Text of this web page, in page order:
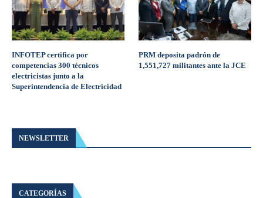
INFOTEP certifica por
competencias 300 técnicos
electricistas junto a la
Superintendencia de Electricidad
PRM deposita padrón de
1,551,727 militantes ante la JCE
NEWSLETTER
CATEGORÍAS